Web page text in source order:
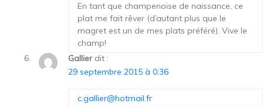
En tant que champenoise de naissance, ce
plat me fait rêver (d’autant plus que le
magret est un de mes plats préféré). Vive le
champ!
Gallier dit :
29 septembre 2015 à 0:36
c.gallier@hotmail.fr